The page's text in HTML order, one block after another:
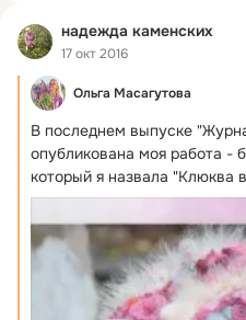
надежда каменских
17 окт 2016
Ольга Масагутова
В последнем выпуске
опубликована моя работа
который я назвала "Клюква